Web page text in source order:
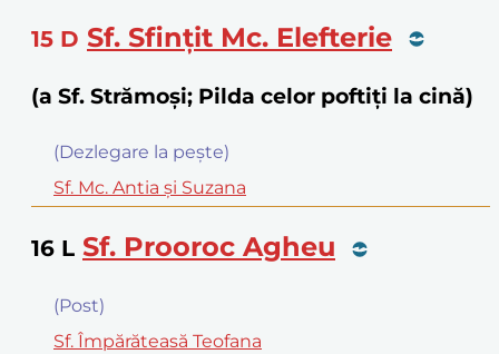
15 D Sf. Sfinţit Mc. Elefterie
(a Sf. Strămoși; Pilda celor poftiți la cină)
(Dezlegare la peşte)
Sf. Mc. Antia şi Suzana
16 L Sf. Prooroc Agheu
(Post)
Sf. Împărăteasă Teofana